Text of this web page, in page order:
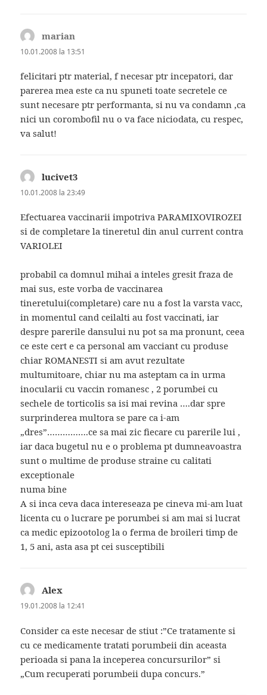
marian
10.01.2008 la 13:51
felicitari ptr material, f necesar ptr incepatori, dar
parerea mea este ca nu spuneti toate secretele ce
sunt necesare ptr performanta, si nu va condamn ,ca
nici un corombofil nu o va face niciodata, cu respec,
va salut!
lucivet3
10.01.2008 la 23:49
Efectuarea vaccinarii impotriva PARAMIXOVIROZEI
si de completare la tineretul din anul current contra
VARIOLEI
probabil ca domnul mihai a inteles gresit fraza de
mai sus, este vorba de vaccinarea
tineretului(completare) care nu a fost la varsta vacc,
in momentul cand ceilalti au fost vaccinati, iar
despre parerile dansului nu pot sa ma pronunt, ceea
ce este cert e ca personal am vacciant cu produse
chiar ROMANESTI si am avut rezultate
multumitoare, chiar nu ma asteptam ca in urma
inocularii cu vaccin romanesc , 2 porumbei cu
sechele de torticolis sa isi mai revina ….dar spre
surprinderea multora se pare ca i-am
„dres”…………….ce sa mai zic fiecare cu parerile lui ,
iar daca bugetul nu e o problema pt dumneavoastra
sunt o multime de produse straine cu calitati
exceptionale
numa bine
A si inca ceva daca intereseaza pe cineva mi-am luat
licenta cu o lucrare pe porumbei si am mai si lucrat
ca medic epizootolog la o ferma de broileri timp de
1, 5 ani, asta asa pt cei susceptibili
Alex
19.01.2008 la 12:41
Consider ca este necesar de stiut :”Ce tratamente si
cu ce medicamente tratati porumbeii din aceasta
perioada si pana la inceperea concursurilor” si
„Cum recuperati porumbeii dupa concurs.”